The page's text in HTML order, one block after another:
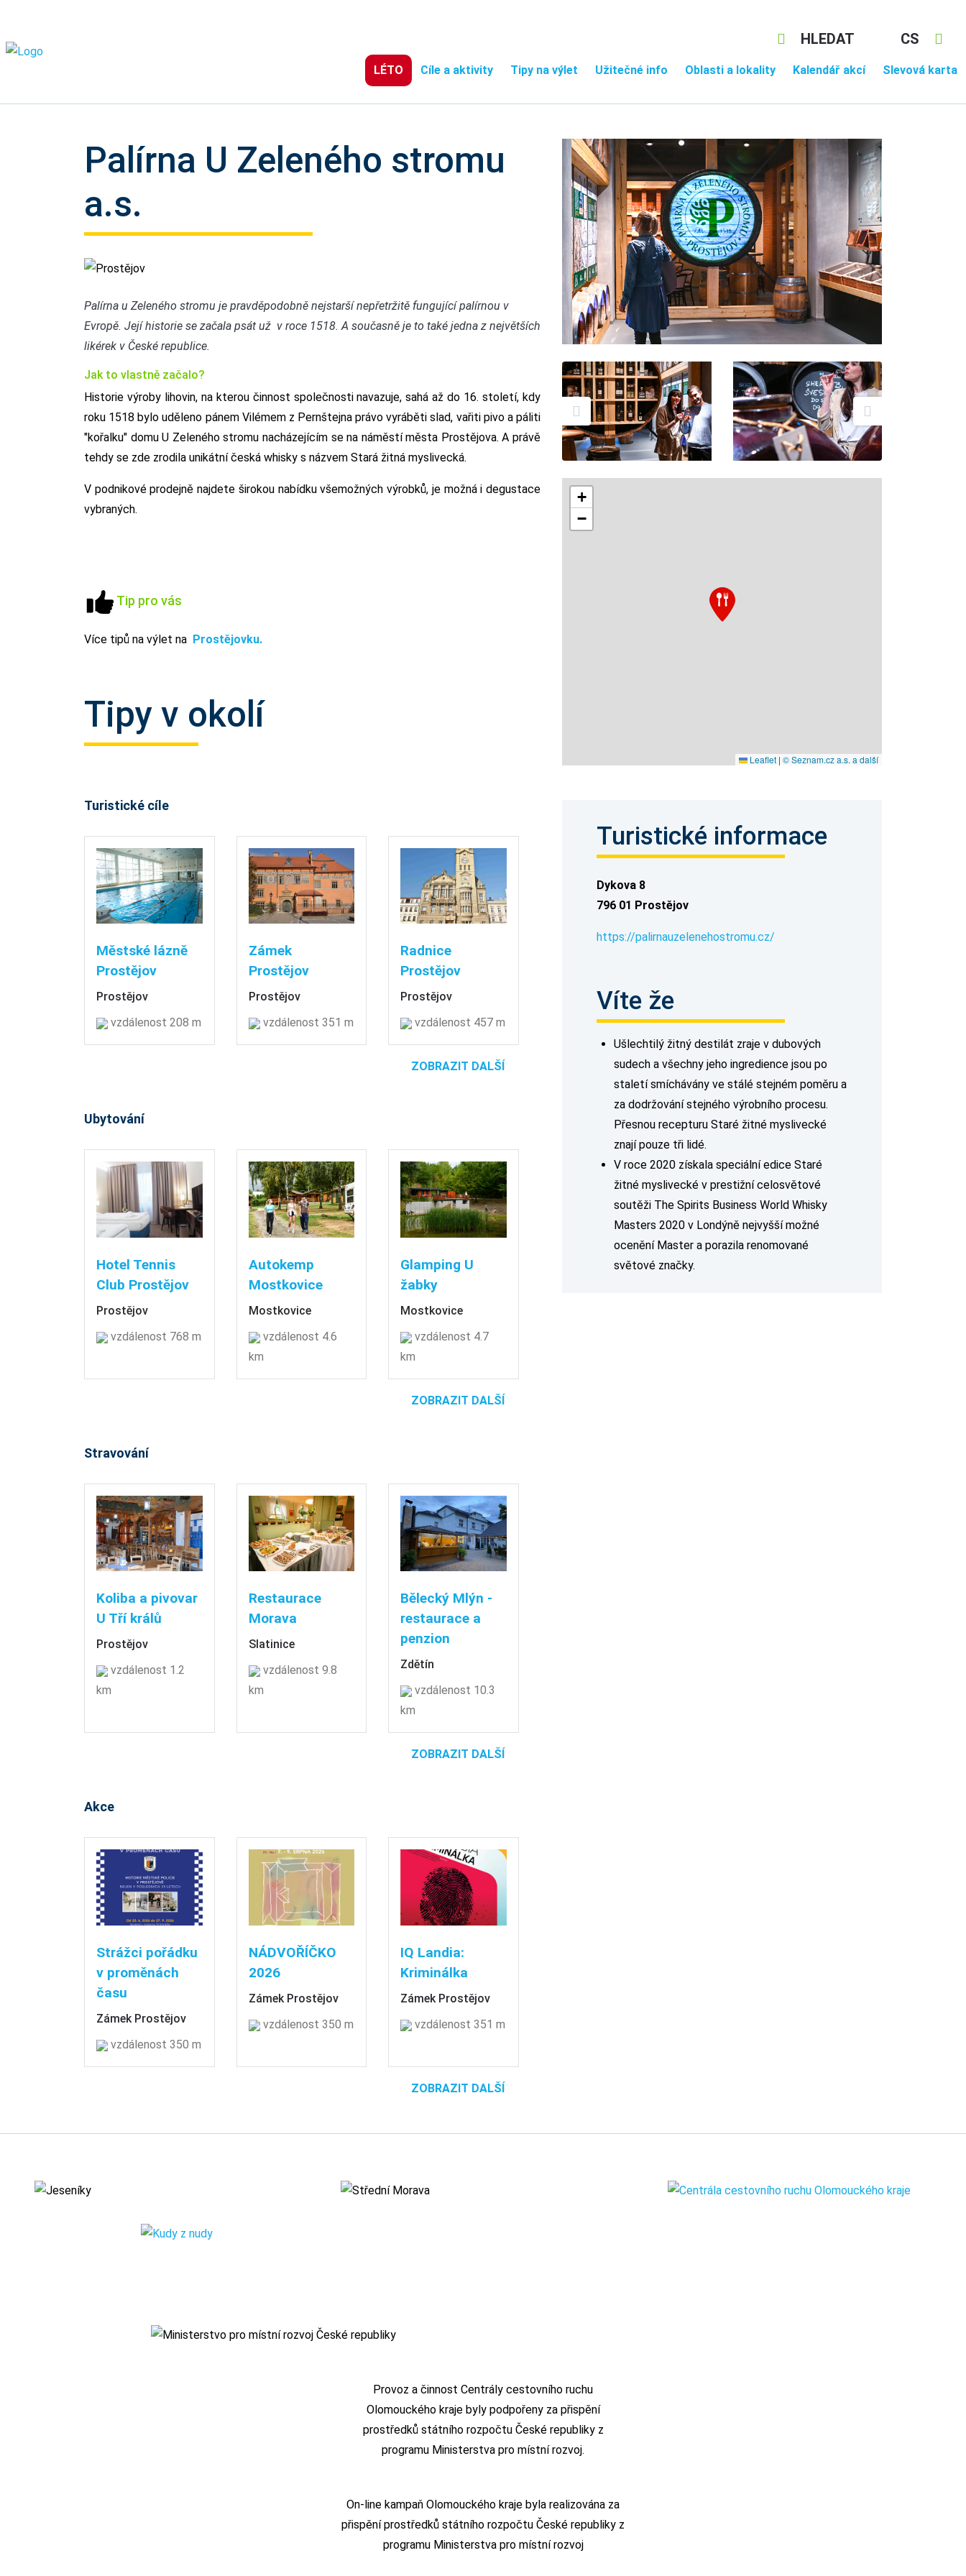
CS
HLEDAT
LÉTO Cíle a aktivity Tipy na výlet Užitečné info Oblasti a lokality Kalendář akcí Slevová karta
Palírna U Zeleného stromu
a.s.
Prostějov
Palírna u Zeleného stromu je pravděpodobně nejstarší nepřetržitě fungující palírnou v
Evropě. Její historie se začala psát už v roce 1518. A současně je to také jedna z největších
likérek v České republice.
Jak to vlastně začalo?
Historie výroby lihovin, na kterou činnost společnosti navazuje, sahá až do 16. století, kdy
roku 1518 bylo uděleno pánem Vilémem z Pernštejna právo vyráběti slad, vařiti pivo a páliti
"kořalku" domu U Zeleného stromu nacházejícím se na náměstí města Prostějova. A právě
tehdy se zde zrodila unikátní česká whisky s názvem Stará žitná myslivecká.
V podnikové prodejně najdete širokou nabídku všemožných výrobků, je možná i degustace
vybraných.
Tip pro vás
Více tipů na výlet na Prostějovku.
Tipy v okolí
Turistické cíle
Městské lázně
Prostějov
Prostějov
vzdálenost 208 m
Zámek
Prostějov
Prostějov
vzdálenost 351 m
Radnice
Prostějov
Prostějov
vzdálenost 457 m
ZOBRAZIT DALŠÍ
Ubytování
Hotel Tennis
Club Prostějov
Prostějov
vzdálenost 768 m
Autokemp
Mostkovice
Mostkovice
vzdálenost 4.6
km
Glamping U
žabky
Mostkovice
vzdálenost 4.7
km
ZOBRAZIT DALŠÍ
Stravování
Koliba a pivovar
U Tří králů
Prostějov
vzdálenost 1.2
km
Restaurace
Morava
Slatinice
vzdálenost 9.8
km
Bělecký Mlýn -
restaurace a
penzion
Zdětín
vzdálenost 10.3
km
ZOBRAZIT DALŠÍ
Akce
Strážci pořádku
v proměnách
času
Zámek Prostějov
vzdálenost 350 m
NÁDVOŘÍČKO
2026
Zámek Prostějov
vzdálenost 350 m
IQ Landia:
Kriminálka
Zámek Prostějov
vzdálenost 351 m
ZOBRAZIT DALŠÍ
+
−
Leaflet | © Seznam.cz a.s. a další
Turistické informace
Dykova 8
796 01 Prostějov
https://palirnauzelenehostromu.cz/
Víte že
Ušlechtilý žitný destilát zraje v dubových
sudech a všechny jeho ingredience jsou po
staletí smíchávány ve stálé stejném poměru a
za dodržování stejného výrobního procesu.
Přesnou recepturu Staré žitné myslivecké
znají pouze tři lidé.
V roce 2020 získala speciální edice Staré
žitné myslivecké v prestižní celosvětové
soutěži The Spirits Business World Whisky
Masters 2020 v Londýně nejvyšší možné
ocenění Master a porazila renomované
světové značky.
Provoz a činnost Centrály cestovního ruchu
Olomouckého kraje byly podpořeny za přispění
prostředků státního rozpočtu České republiky z
programu Ministerstva pro místní rozvoj.
On-line kampaň Olomouckého kraje byla realizována za
přispění prostředků státního rozpočtu České republiky z
programu Ministerstva pro místní rozvoj